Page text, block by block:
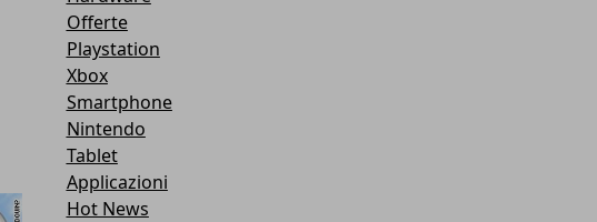
Offerte
Playstation
Xbox
Smartphone
Nintendo
Tablet
Applicazioni
Hot News